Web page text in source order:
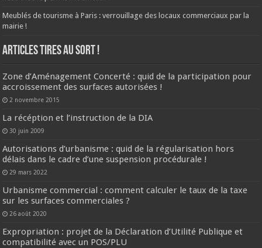
Meublés de tourisme à Paris : verrouillage des locaux commerciaux par la
mairie !
ARTICLES TIRES AU SORT !
Zone d’Aménagement Concerté : quid de la participation pour
accroissement des surfaces autorisées !
2 novembre 2015
La récéption et l’instruction de la DIA
30 juin 2009
Autorisations d’urbanisme : quid de la régularisation hors
délais dans le cadre d’une suspension procédurale !
29 mars 2022
Urbanisme commercial : comment calculer le taux de la taxe
sur les surfaces commerciales ?
26 août 2020
Expropriation : projet de la Déclaration d’Utilité Publique et
compatibilité avec un POS/PLU